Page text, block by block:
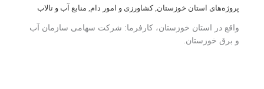
پروژه‌های استان خوزستان ,کشاورزی و امور دام منابع آب و تالاب
واقع در استان خوزستان، کارفرما: شرکت سهامی سازمان آب
و برق خوزستان.